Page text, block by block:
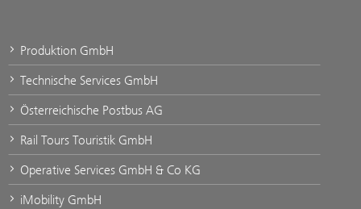
Produktion GmbH
Technische Services GmbH
Österreichische Postbus AG
Rail Tours Touristik GmbH
Operative Services GmbH & Co KG
iMobility GmbH